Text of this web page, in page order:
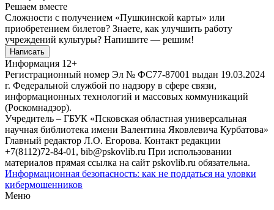
Решаем вместе
Сложности с получением «Пушкинской карты» или
приобретением билетов? Знаете, как улучшить работу
учреждений культуры? Напишите — решим!
Написать
Информация 12+
Регистрационный номер Эл № ФС77-87001 выдан 19.03.2024
г. Федеральной службой по надзору в сфере связи,
информационных технологий и массовых коммуникаций
(Роскомнадзор).
Учредитель – ГБУК «Псковская областная универсальная
научная библиотека имени Валентина Яковлевича Курбатова»
Главный редактор Л.О. Егорова. Контакт редакции
+7(8112)72-84-01, bib@pskovlib.ru При использовании
материалов прямая ссылка на сайт pskovlib.ru обязательна.
Информационная безопасность: как не поддаться на уловки
кибермошенников
Меню